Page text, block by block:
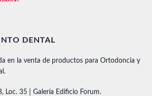
DENTAL
en la venta de productos para Ortodoncia y
Loc. 35 | Galería Edificio Forum.